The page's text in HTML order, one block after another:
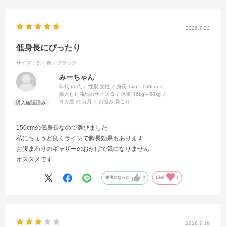
2026.7.22
低身長にぴったり
サイズ：S／ 色：ブラック
みーちゃん
年代:60代 性別:女性 身長:146～150cm
購入した商品のサイズ:S 体重:46kg～50kg
ヨガ歴:25カ月 お悩み:肩こり
150cmの低身長なので選びました
私にちょうど良くラインで脚長効果もあります
お腹まわりのギャザーのおかげで気になりません
オススメです
参考になった 0 Like! 1
2026.7.19